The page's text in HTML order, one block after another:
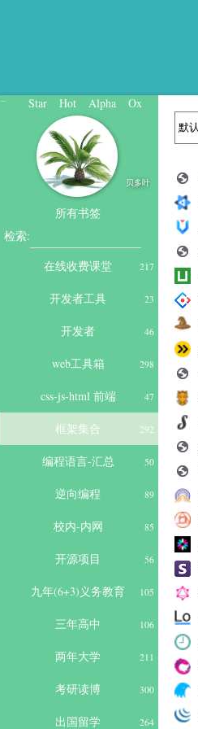
... Star Hot Alpha Ox
贝多叶
所有书签
检索:
在线收费课堂
217
开发者工具 23
开发者 46
web工具箱 298
css-js-html 前端 47
框架集合 292
编程语言-汇总 50
逆向编程 89
校内-内网 85
开源项目 56
九年(6+3)义务教育 105
三年高中 106
两年大学 211
考研读博 300
出国留学 264